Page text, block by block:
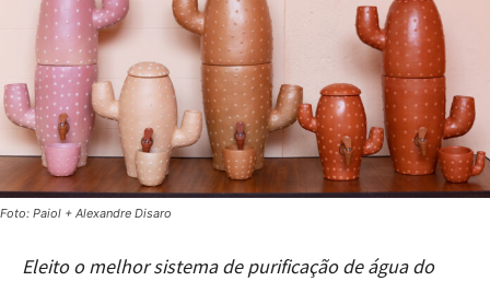
Foto: Paiol + Alexandre Disaro
Eleito o melhor sistema de purificação de água do